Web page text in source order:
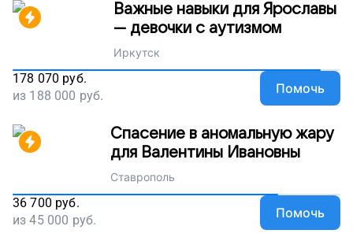
Важные навыки для Ярославы
— девочки с аутизмом
Иркутск
178 070 руб.
из 188 000 руб. Помочь
Спасение в аномальную жару
для Валентины Ивановны
Ставрополь
36 700 руб.
из45 000 руб. Помочь